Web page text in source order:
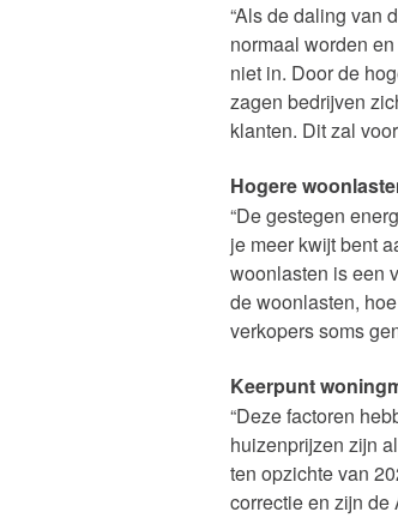
“Als de daling van
normaal worden
niet in. Door de
zagen bedrijven
klanten. Dit zal
Hogere
“De gestegen
je meer kwijt bent
woonlasten is een
de woonlasten,
verkopers soms
Keerpunt
“Deze factoren
huizenprijzen zijn
ten opzichte van
correctie en zijn de